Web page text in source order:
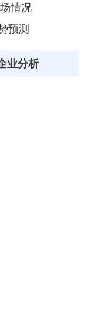
情况
预测
业分析